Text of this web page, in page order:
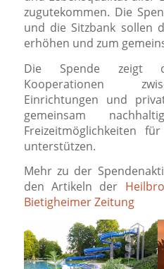
zugutekommen. Die
und die Sitzbank sollen
erhöhen und zum
Die Spende zeigt
Kooperationen
Einrichtungen und
gemeinsam
Freizeitmöglichkeiten
unterstützen.
Mehr zu der
den Artikeln der
Bietigheimer Zeitung